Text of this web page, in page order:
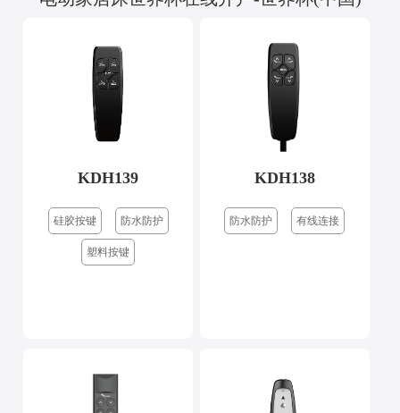
KDH139
硅胶按键 防水防护
塑料按键
KDH138
防水防护 有线连接